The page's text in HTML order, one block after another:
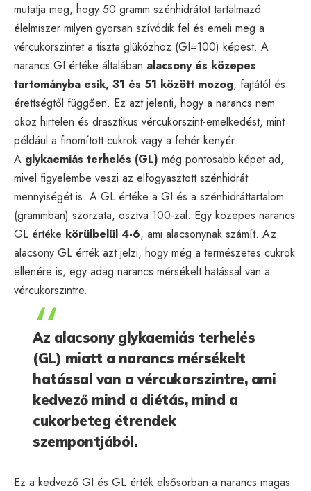
mutatja meg, hogy 50 gramm szénhidrátot tartalmazó
élelmiszer milyen gyorsan szívódik fel és emeli meg a
vércukorszintet a tiszta glükózhoz (GI=100) képest. A
narancs GI értéke általában alacsony és közepes
tartományba esik, 31 és 51 között mozog, fajtától és
érettségtől függően. Ez azt jelenti, hogy a narancs nem
okoz hirtelen és drasztikus vércukorszint-emelkedést, mint
például a finomított cukrok vagy a fehér kenyér.
A glykaemiás terhelés (GL) még pontosabb képet ad,
mivel figyelembe veszi az elfogyasztott szénhidrát
mennyiségét is. A GL értéke a GI és a szénhidráttartalom
(grammban) szorzata, osztva 100-zal. Egy közepes narancs
GL értéke körülbelül 4-6, ami alacsonynak számít. Az
alacsony GL érték azt jelzi, hogy még a természetes cukrok
ellenére is, egy adag narancs mérsékelt hatással van a
vércukorszintre.
Az alacsony glykaemiás terhelés
(GL) miatt a narancs mérsékelt
hatással van a vércukorszintre, ami
kedvező mind a diétás, mind a
cukorbeteg étrendek
szempontjából.
Ez a kedvező GI és GL érték elsősorban a narancs magas